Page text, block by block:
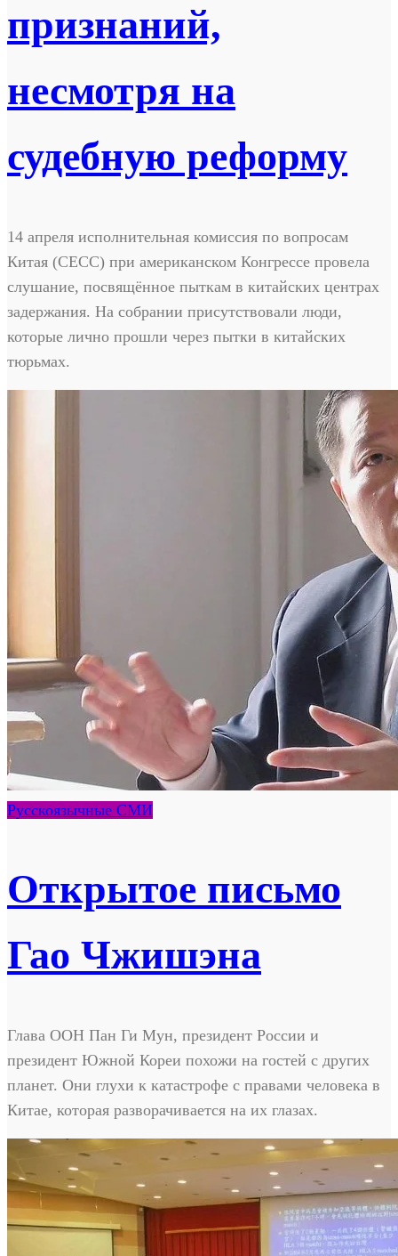
признаний,
несмотря на
судебную реформу
14 апреля исполнительная комиссия по вопросам
Китая (CECC) при американском Конгрессе провела
слушание, посвящённое пыткам в китайских центрах
задержания. На собрании присутствовали люди,
которые лично прошли через пытки в китайских
тюрьмах.
Русскоязычные СМИ
Открытое письмо
Гао Чжишэна
Глава ООН Пан Ги Мун, президент России и
президент Южной Кореи похожи на гостей с других
планет. Они глухи к катастрофе с правами человека в
Китае, которая разворачивается на их глазах.